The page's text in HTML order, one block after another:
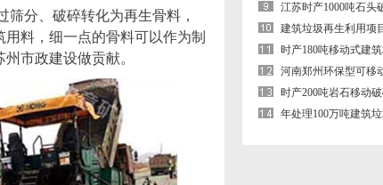
分、破碎转化为再生骨料，
料，细一点的骨料可以作为制
市政建设做贡献。
江苏时产1000吨石头
（鄂式+圆锥破碎机）
建筑垃圾再生利用项
移动建筑垃圾破碎机
时产180吨移动式建
现场案例合集
河南郑州环保型可移
碎机
时产200吨岩石移动
轮胎式岩石移动破碎
年处理100万吨建筑